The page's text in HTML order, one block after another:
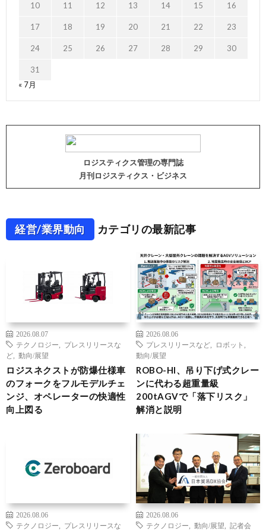
10 11 12 13 14 15 16
17 18 19 20 21 22 23
24 25 26 27 28 29 30
31
« 7月
ロジスティクス管理の専門誌
月刊ロジスティクス・ビジネス
経営/業界動向 カテゴリの最新記事
2026.08.07
テクノロジー
プレスリリースな
ど
動向/展望
ロジスネクストが防爆仕様車
のフォークをフルモデルチェ
ンジ、オペレーターの快適性
向上図る
2026.08.06
プレスリリースなど
ロボット
動向/展望
ROBO-HI、吊り下げ式クレー
ンに代わる超重量級
200tAGVで「落下リスク」
解消と説明
2026.08.06
テクノロジー
プレスリリースな
2026.08.06
テクノロジー
動向/展望
記者会